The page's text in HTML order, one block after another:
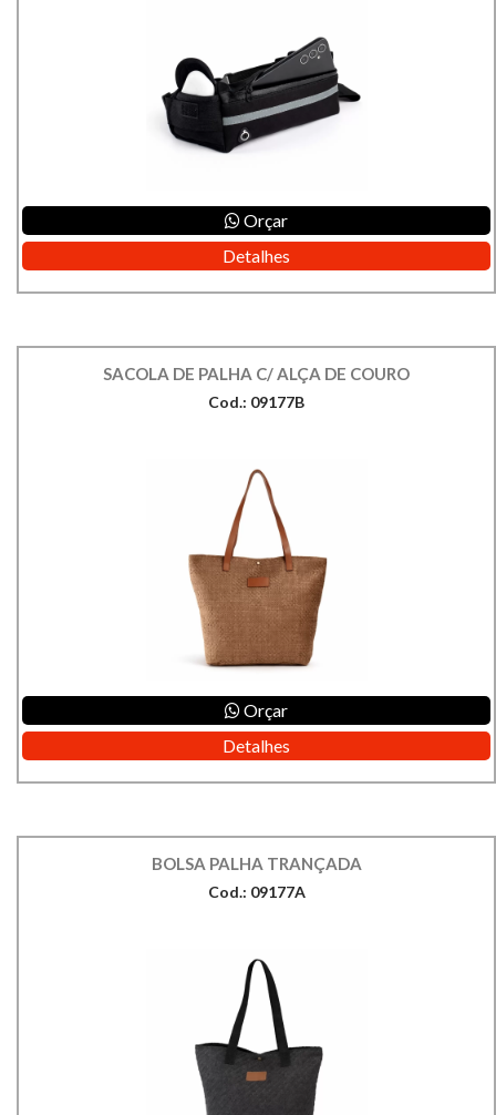
Orçar
Detalhes
SACOLA DE PALHA C/ ALÇA DE COURO
Cod.: 09177B
Orçar
Detalhes
BOLSA PALHA TRANÇADA
Cod.: 09177A